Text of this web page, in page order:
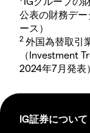
公表の財務デ
ース）
2 外国為替取引
（Investment
2024年7月発表）
IG証券について